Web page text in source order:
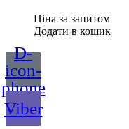
Ціна за запитом
Додати в кошик
D-
icon-
phone
Viber